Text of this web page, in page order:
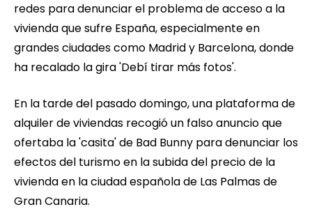
redes para denunciar el problema de acceso a la
vivienda que sufre España, especialmente en
grandes ciudades como Madrid y Barcelona, donde
ha recalado la gira 'Debí tirar más fotos'.
En la tarde del pasado domingo, una plataforma de
alquiler de viviendas recogió un falso anuncio que
ofertaba la 'casita' de Bad Bunny para denunciar los
efectos del turismo en la subida del precio de la
vivienda en la ciudad española de Las Palmas de
Gran Canaria.